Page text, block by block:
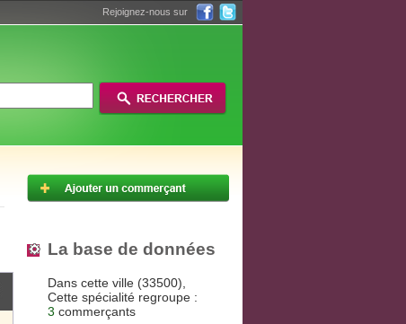
Rejoignez-nous sur
La base de données
Dans cette ville (33500),
Cette spécialité regroupe :
3 commerçants